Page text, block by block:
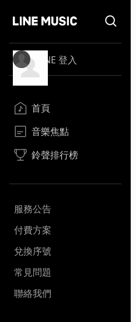
LINE 登入
首頁
音樂焦點
鈴聲排行榜
服務公告
付費方案
兌換序號
常見問題
聯絡我們